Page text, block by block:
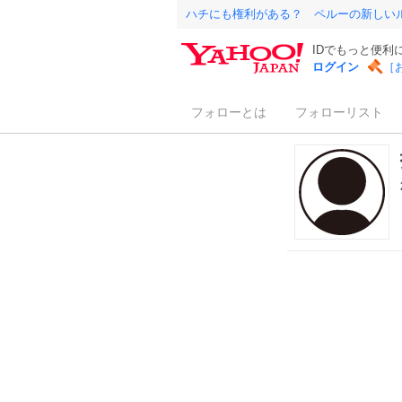
ハチにも権利がある？ ペルーの新しい
IDでもっと便利
ログイン
フォローとは フォローリスト